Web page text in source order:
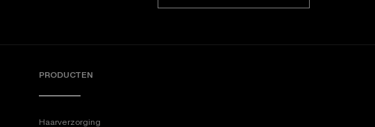
PRODUCTEN
Haarverzorging